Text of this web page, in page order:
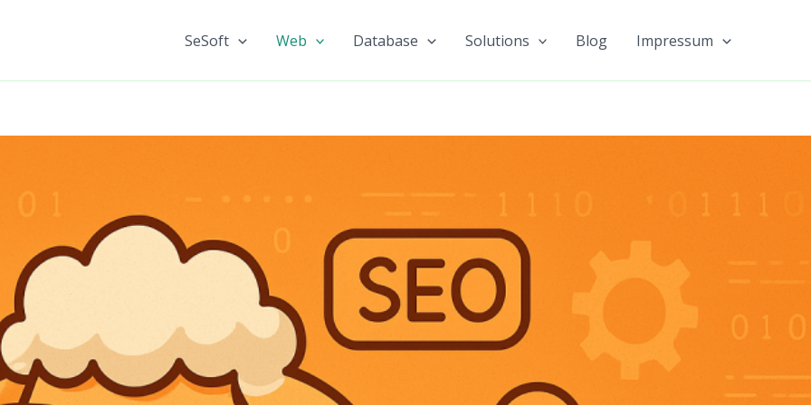
SeSoft Web Database Solutions Blog Impressum